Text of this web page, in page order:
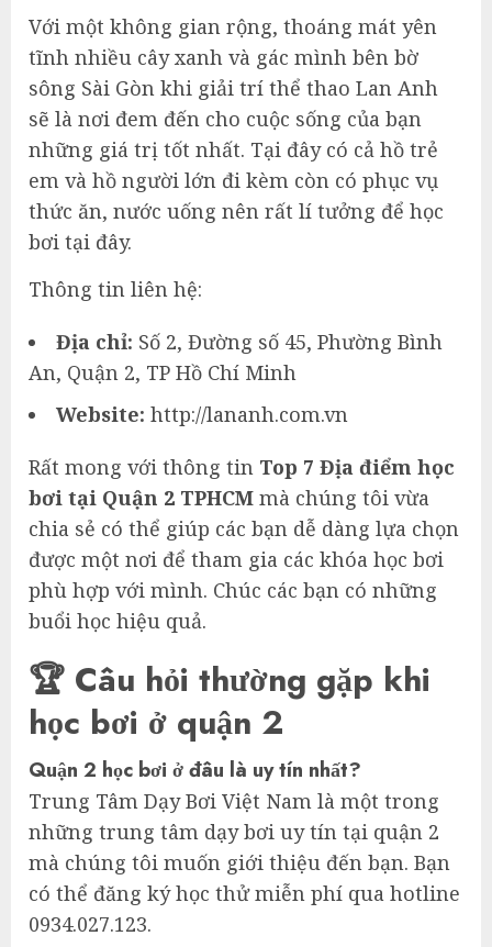
Với một không gian rộng, thoáng mát yên
tĩnh nhiều cây xanh và gác mình bên bờ
sông Sài Gòn khi giải trí thể thao Lan Anh
sẽ là nơi đem đến cho cuộc sống của bạn
những giá trị tốt nhất. Tại đây có cả hồ trẻ
em và hồ người lớn đi kèm còn có phục vụ
thức ăn, nước uống nên rất lí tưởng để học
bơi tại đây.
Thông tin liên hệ:
Địa chỉ: Số 2, Đường số 45, Phường Bình
An, Quận 2, TP Hồ Chí Minh
Website: http://lananh.com.vn
Rất mong với thông tin Top 7 Địa điểm học
bơi tại Quận 2 TPHCM mà chúng tôi vừa
chia sẻ có thể giúp các bạn dễ dàng lựa chọn
được một nơi để tham gia các khóa học bơi
phù hợp với mình. Chúc các bạn có những
buổi học hiệu quả.
🏆 Câu hỏi thường gặp khi
học bơi ở quận 2
Quận 2 học bơi ở đâu là uy tín nhất?
Trung Tâm Dạy Bơi Việt Nam là một trong
những trung tâm dạy bơi uy tín tại quận 2
mà chúng tôi muốn giới thiệu đến bạn. Bạn
có thể đăng ký học thử miễn phí qua hotline
0934.027.123.